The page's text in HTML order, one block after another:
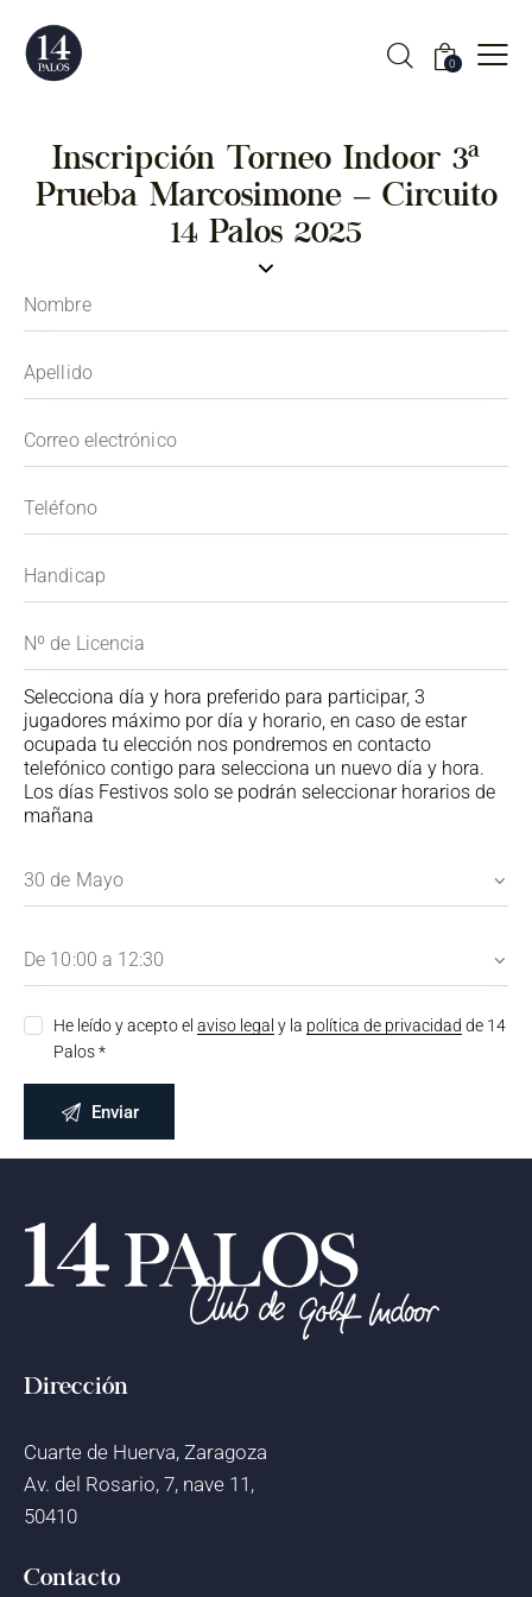
0
Inscripción Torneo Indoor 3ª
Prueba Marcosimone – Circuito
14 Palos 2025
Selecciona día y hora preferido para participar, 3
jugadores máximo por día y horario, en caso de estar
ocupada tu elección nos pondremos en contacto
telefónico contigo para selecciona un nuevo día y hora.
Los días Festivos solo se podrán seleccionar horarios de
mañana
He leído y acepto elaviso legal y la política de privacidad de 14
Palos *
Dirección
Cuarte de Huerva, Zaragoza
Av. del Rosario, 7, nave 11,
50410
Contacto